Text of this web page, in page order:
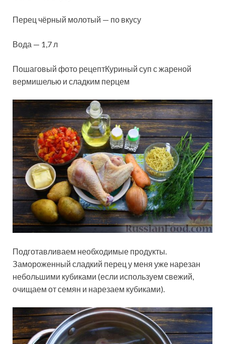
Перец чёрный молотый — по вкусу
Вода — 1,7 л
Пошаговый фото рецептКуриный суп с жареной
вермишелью и сладким перцем
Подготавливаем необходимые продукты.
Замороженный сладкий перец у меня уже нарезан
небольшими кубиками (если используем свежий,
очищаем от семян и нарезаем кубиками).